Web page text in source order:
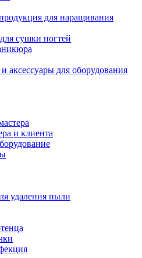
для наращивания
сушки ногтей
аксессуары для оборудования
и клиента
удаления пыли